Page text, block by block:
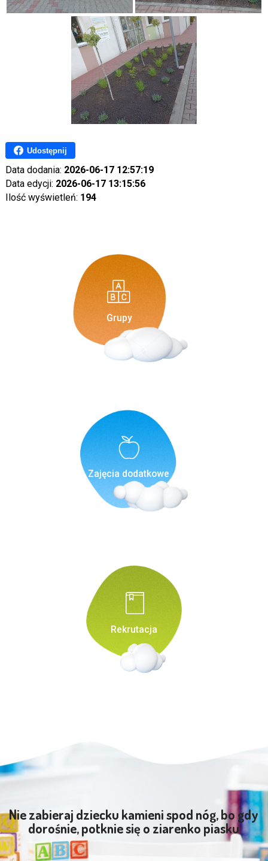
Udostępnij
Data dodania: 2026-06-17 12:57:19
Data edycji: 2026-06-17 13:15:56
Ilość wyświetleń: 194
Grupy
Zajęcia dodatkowe
Rekrutacja
Nie zabieraj dziecku kamieni spod nóg, bo gdy
dorośnie, potknie się o ziarenko piasku